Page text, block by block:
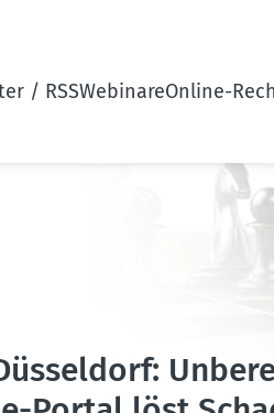
/ RSSWebinareOnline-